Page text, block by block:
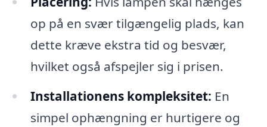
op på en svær tilgængelig plads, kan
dette kræve ekstra tid og besvær,
hvilket også afspejler sig i prisen.
Installationens kompleksitet: En
simpel ophængning er hurtigere og